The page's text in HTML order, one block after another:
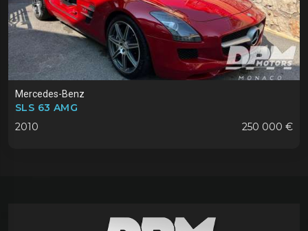
Mercedes-Benz
SLS 63 AMG
2010
250 000 €